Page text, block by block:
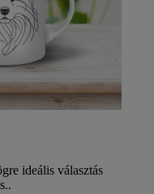
ideális választás